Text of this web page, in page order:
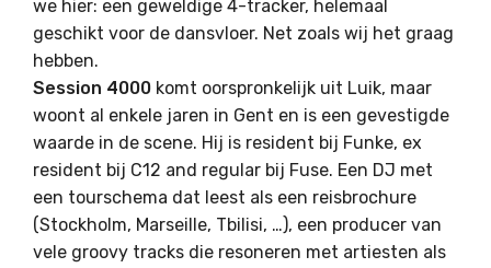
we hier: een geweldige 4-tracker, helemaal
geschikt voor de dansvloer. Net zoals wij het graag
hebben.
Session 4000 komt oorspronkelijk uit Luik, maar
woont al enkele jaren in Gent en is een gevestigde
waarde in de scene. Hij is resident bij Funke, ex
resident bij C12 and regular bij Fuse. Een DJ met
een tourschema dat leest als een reisbrochure
(Stockholm, Marseille, Tbilisi, …), een producer van
vele groovy tracks die resoneren met artiesten als